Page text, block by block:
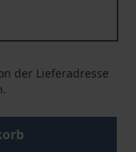
der Lieferadresse